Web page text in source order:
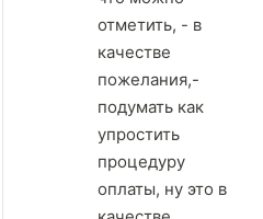
отметить, - в
качестве
пожелания,-
подумать как
упростить
процедуру
оплаты, ну это в